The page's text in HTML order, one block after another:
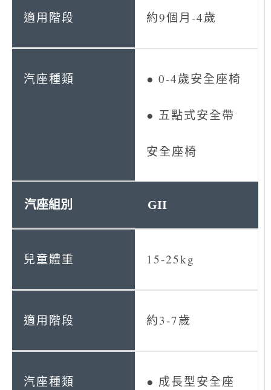
約9個月-4歲
● 0-4歲安全座椅
● 五點式安全帶
安全座椅
GII
15-25kg
約3-7歲
● 成長型安全座